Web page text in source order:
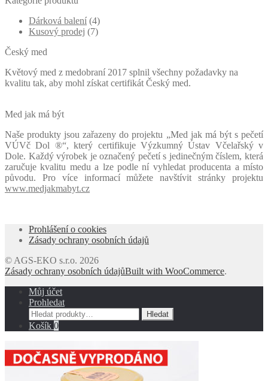
Dárková balení (4)
Kusový prodej (7)
Český med
Květový med z medobraní 2017 splnil všechny požadavky na
kvalitu tak, aby mohl získat certifikát Český med.
Med jak má být
Naše produkty jsou zařazeny do projektu „Med jak má být s pečetí
VÚVč Dol ®“, který certifikuje Výzkumný Ústav Včelařský v
Dole. Každý výrobek je označený pečetí s jedinečným číslem, která
zaručuje kvalitu medu a lze podle ní vyhledat producenta a místo
původu. Pro více informací můžete navštívit stránky projektu
www.medjakmabyt.cz
Prohlášení o cookies
Zásady ochrany osobních údajů
© AGS-EKO s.r.o. 2026
Zásady ochrany osobních údajůBuilt with WooCommerce.
Můj účet
Prohledat
Hledat:
Hledat
Košík 0